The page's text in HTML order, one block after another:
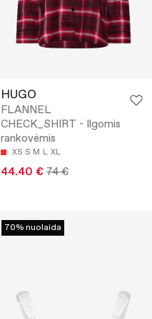
HUGO
FLANNEL
CHECK_SHIRT - Ilgomis
rankovėmis
XS S M L XL
44.40 € 74 €
70% nuolaida